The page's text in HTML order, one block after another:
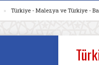
» Türkiye - Malezya ve Türkiye -